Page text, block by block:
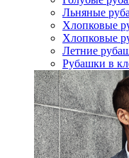
Льняные
Хлопковые
Хлопковые
Летние
Рубашки в